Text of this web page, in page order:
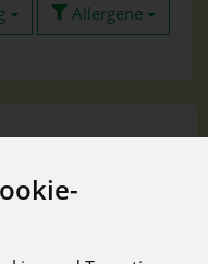
Allergene